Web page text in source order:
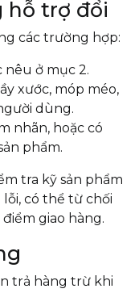
hỗ trợ đổi
các trường hợp:
nêu ở mục 2.
xước, móp méo,
dùng.
nhãn, hoặc có
phẩm.
tra kỹ sản phẩm
có thể từ chối
giao hàng.
trả hàng trừ khi